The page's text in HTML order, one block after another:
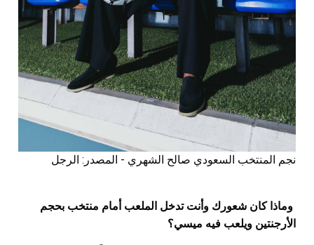
نجم المنتخب السعودي صالح الشهري - المصدر: الرجل
وماذا كان شعورك وأنت تدخل الملعب أمام منتخب بحجم
الأرجنتين ويلعب فيه ميسي؟